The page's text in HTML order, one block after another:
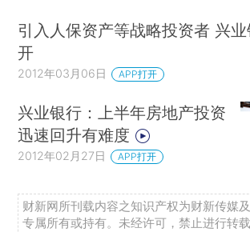
引入人保资产等战略投资者 兴
开
2012年03月06日 APP打开
兴业银行：上半年房地产投资
迅速回升有难度
2012年02月27日 APP打开
财新网所刊载内容之知识产权为财新传媒
专属所有或持有。未经许可，禁止进行转